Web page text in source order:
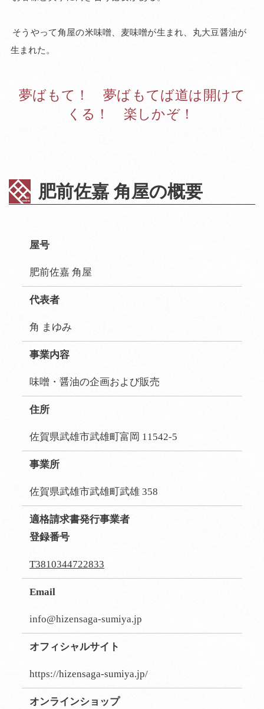
そう やって 角屋の米味噌、 麦味噌が生まれ、 丸大豆 醤油が
生まれた。
夢ば もて！ 夢ば もてば道は 開けて
くる！
楽しかぞ！
肥前佐嘉 角屋の概要
屋号
肥前佐嘉 角屋
代表者
角 まゆみ
事業内容
味噌・醤油の企画および販売
住所
佐賀県武雄市武雄町富岡 11542-5
事業所
佐賀県武雄市武雄町武雄 358
適格請求書発行事業者
登録番号
T3810344722833
Email
info@hizensaga-sumiya.jp
オフィシャルサイト
https://hizensaga-sumiya.jp/
オンラインショップ